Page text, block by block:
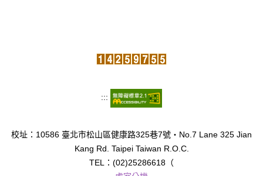
:::
校址：10586 臺北市松山區健康路325巷7號‧No.7 Lane 325 Jian
Kang Rd. Taipei Taiwan R.O.C.
TEL：(02)25286618（